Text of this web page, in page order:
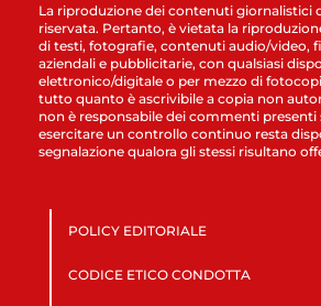
La riproduzione dei contenuti giornalistici
riservata. Pertanto, è vietata la
di testi, fotografie, contenuti audio/video,
aziendali e pubblicitarie, con qualsiasi
elettronico/digitale o per mezzo di
tutto quanto è ascrivibile a copia non
non è responsabile dei commenti
esercitare un controllo continuo resta
segnalazione qualora gli stessi risultano
POLICY EDITORIALE
CODICE ETICO CONDOTTA